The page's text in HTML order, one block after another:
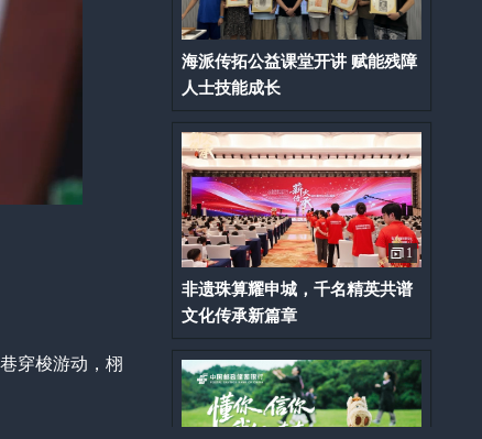
穿梭游动，栩
海派传拓公益课堂开讲 赋能残障
人士技能成长
1
非遗珠算耀申城，千名精英共谱
文化传承新篇章